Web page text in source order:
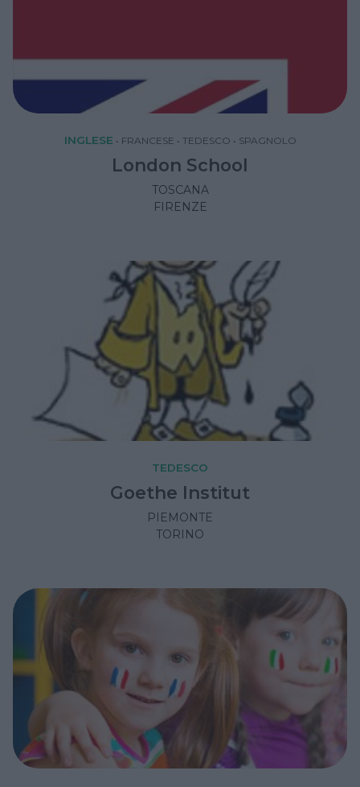
INGLESE • FRANCESE • TEDESCO • SPAGNOLO
London School
TOSCANA
FIRENZE
TEDESCO
Goethe Institut
PIEMONTE
TORINO